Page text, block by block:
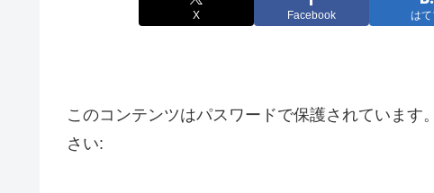
X Facebook は
このコンテンツはパスワードで保護されていま
さい: